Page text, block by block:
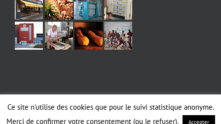
Copyright 2019 MOULINS DUMEE | Tous droits réservés |Mentions légales|
Ce site n'utilise des cookies que pour le suivi statistique anonyme.
Merci de confirmer votre consentement (ou le refuser).
Accepter